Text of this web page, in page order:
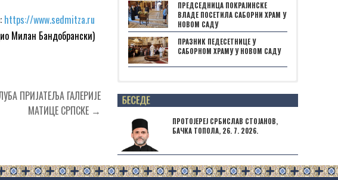
https://www.sedmitza.ru
Милан Бандобрански)
ПРИЈАТЕЉА ГАЛЕРИЈЕ
МАТИЦЕ СРПСКЕ →
ПРЕДСЕДНИЦА ПОКРАЈИНСКЕ
ВЛАДЕ ПОСЕТИЛА САБОРНИ ХРАМ У
НОВОМ САДУ
ПРАЗНИК ПЕДЕСЕТНИЦЕ У
САБОРНОМ ХРАМУ У НОВОМ САДУ
Posts not found
ПРОТОЈЕРЕЈ СРБИСЛАВ СТОЈАНОВ,
БАЧКА ТОПОЛА, 26. 7. 2026.